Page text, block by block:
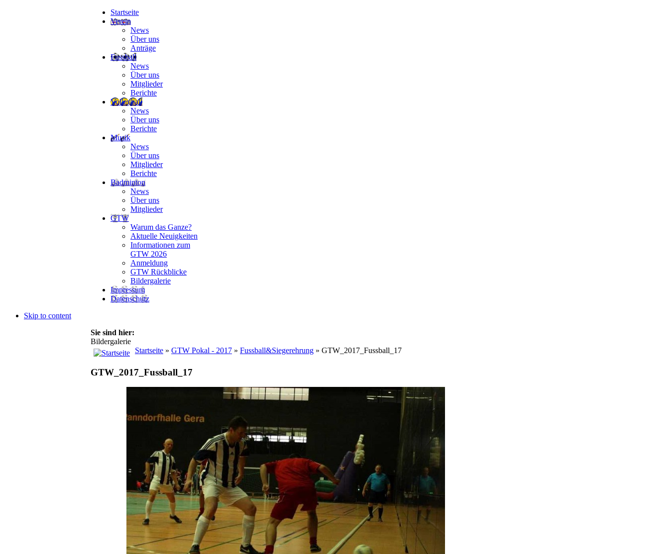
Startseite
Verein
News
Über uns
Anträge
Fussball
News
Über uns
Mitglieder
Berichte
Volleyball
News
Über uns
Berichte
Musik
News
Über uns
Mitglieder
Berichte
Badminton
News
Über uns
Mitglieder
GTW
Warum das Ganze?
Aktuelle Neuigkeiten
Informationen zum
GTW 2026
Anmeldung
GTW Rückblicke
Bildergalerie
Impressum
Datenschutz
Skip to content
Sie sind hier:
Bildergalerie
Startseite » GTW Pokal - 2017 » Fussball&Siegerehrung » GTW_2017_Fussball_17
GTW_2017_Fussball_17